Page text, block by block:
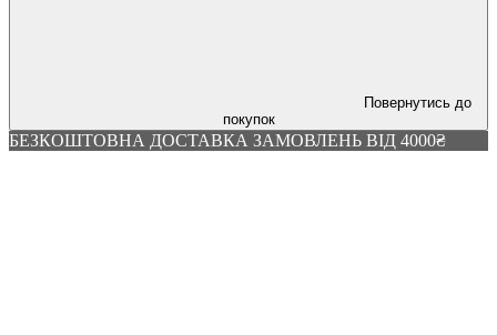
Повернутись до
покупок
БЕЗКОШТОВНА ДОСТАВКА ЗАМОВЛЕНЬ ВІД 4000₴